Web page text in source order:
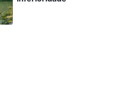
ideias, seu sentimento
todo de uma vez
Não expresse suas